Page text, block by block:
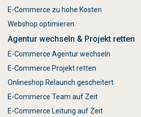
E-Commerce zu hohe Kosten
Webshop optimieren
Agentur wechseln & Projekt retten
E-Commerce Agentur wechseln
E-Commerce Projekt retten
Onlineshop Relaunch gescheitert
E-Commerce Team auf Zeit
E-Commerce Leitung auf Zeit